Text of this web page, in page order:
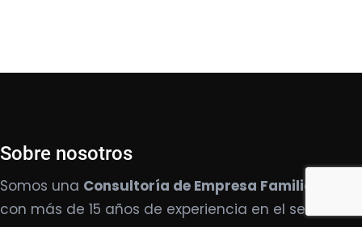
Sobre nosotros
Somos una Consultoría de Empresa Familiar
con más de 15 años de experiencia en el sector